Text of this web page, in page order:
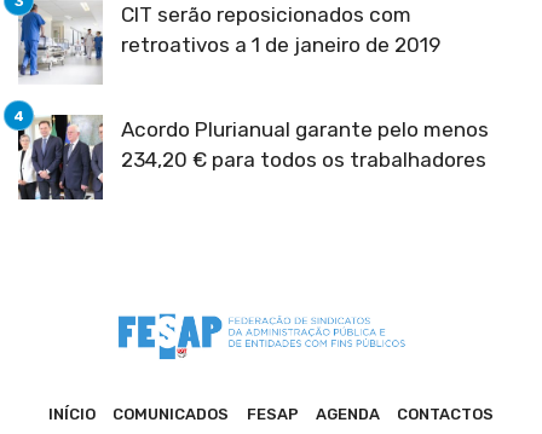
CIT serão reposicionados com
retroativos a 1 de janeiro de 2019
Acordo Plurianual garante pelo menos
234,20 € para todos os trabalhadores
INÍCIO COMUNICADOS FESAP AGENDA CONTACTOS